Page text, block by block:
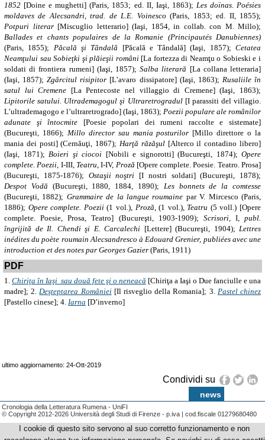
1852 [Doine e mughetti] (Paris, 1853; ed. II, Iaşi, 1863); Les doïnas.Poésies
moldaves de Alecsandri, trad. de L.E. Voinesco (Paris, 1853; ed. II, 1855);
Potpuri literar[Miscuglio letterario] (Iaşi, 1854, in collab. con M. Millo);
Ballades et chants populaires de la Romanie (Principautés Danubiennes)
(Paris, 1855); Păcală şi Tândală [Păcală e Tândală] (Iaşi, 1857);Cetatea
Neamţului sau Sobieţki şi plăieşii români[La fortezza di Neamţu o Sobieski e i
soldati di frontiera rumeni] (Iaşi, 1857);Salba literară [La collana letteraria]
(Iaşi, 1857);Zgârcitul risipitor [L’avaro dissipatore] (Iaşi, 1863); Rusaliile în
satul lui Cremene [La Pentecoste nel villaggio di Cremene] (Iaşi, 1863);
Lipitorile satului. Ultrademagogul şi Ultraretrogradul[I parassiti del villagio.
L’ultrademagogo e l’ultraretrogrado] (Iaşi, 1863); Poezii populare ale românilor
adunate şi întocmite [Poesie popolari dei rumeni raccolte e sistemate]
(Bucureşti, 1866); Millo director sau mania posturilor [Millo direttore o la
mania dei posti] (Cernăuţi, 1867); Harţă răzăşul[Alterco il contadino libero]
(Iaşi, 1871); Boieri şi ciocoi [Nobili e signorotti] (Bucureşti, 1874); Opere
complete. Poezii, I-III, Teatru, I-IV, Proză [Opere complete. Poesie. Teatro. Prosa]
(Bucureşti, 1875-1876); Ostaşii noştri [I nostri soldati] (Bucureşti, 1878);
Despot Vodă (Bucureşti, 1880, 1884, 1890); Les bonnets de la comtesse
(Bucureşti, 1882); Grammaire de la langue roumaine par V. Mircesco (Paris,
1886); Opere complete. Poezii(1 vol.), Proză, (1 vol.), Teatru (5 voll.) [Opere
complete. Poesie, Prosa, Teatro] (Bucureşti, 1903-1909); Scrisori, I, publ.
îngrijită de Il. Chendi şi E. Carcalechi [Lettere] (Bucureşti, 1904); Lettres
inédites du poète roumain Alecsandresco à Edouard Grenier, publiées avec une
introduction et des notes par Georges Gazier (Paris, 1911)
PDF
1. Chiriţa în Iaşi sau două fete şi o neneacă [Chiriţa a Iaşi o Due fanciulle e una
madre]; 2.Deşteptarea României [Il risveglio della Romania]; 3. Pastel chinez
[Pastello cinese]; 4. Iarna [D’inverno]
ultimo aggiornamento: 24-Ott-2019
Condividi su
news
Cronologia della Letteratura Rumena - UniFI
© Copyright 2012-2026 Università degli Studi di Firenze - p.iva | cod.fiscale 01279680480
I cookie di questo sito servono al suo corretto funzionamento e non